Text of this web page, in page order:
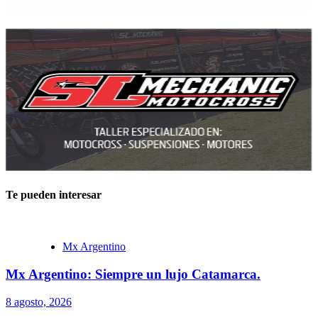
Te pueden interesar
Mx Argentino
Mx Argentino: Siempre un lujo Catamarca.
8 agosto, 2026